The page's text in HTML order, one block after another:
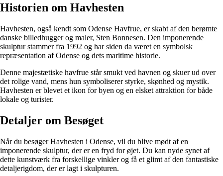
Historien om Havhesten
Havhesten, også kendt som Odense Havfrue, er skabt af den berømte
danske billedhugger og maler, Sten Bonnesen. Den imponerende
skulptur stammer fra 1992 og har siden da været en symbolsk
repræsentation af Odense og dets maritime historie.
Denne majestætiske havfrue står smukt ved havnen og skuer ud over
det rolige vand, mens hun symboliserer styrke, skønhed og mystik.
Havhesten er blevet et ikon for byen og en elsket attraktion for både
lokale og turister.
Detaljer om Besøget
Når du besøger Havhesten i Odense, vil du blive mødt af en
imponerende skulptur, der er en fryd for øjet. Du kan nyde synet af
dette kunstværk fra forskellige vinkler og få et glimt af den fantastiske
detaljerigdom, der er lagt i skulpturen.